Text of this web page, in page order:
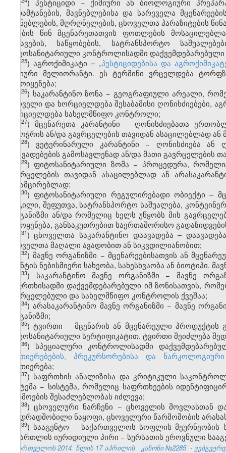
) პესტიციდი − ქიმიური ან ბიოლოგიური
გადამტანების, მავნებლებისა და სარეველა
მავნებლების, მღრღნელების, ცხოველთა პარაზიტების
აღების წინ მცენარეთათვის ფოთლების
საცავების, საწყობების, სატრანსპორტო
ფიტოსანიტარიული კონტროლისადმი დაქვემდებარებული
​25) აგროქიმიკატი – „პესტიციდებისა და
ქიმიური მელიორანტი. ეს ტერმინი ვრცელდება
გამოიყენება;
​26) საკარანტინო ზონა − გეოგრაფიული არეალი,
ცხოველი და ხორციელდება შესაბამისი ღონისძიებები,
ხორციელდება სახელმწიფო კონტროლი;
​27) მცენარეთა კარანტინი − ღონისძიებათა
შემოჭრის ან/და გავრცელების თავიდან ასაცილებლად
​28) ვეტერინარული კარანტინი − ღონისძიება ან
დაავადებების გამოსავლენად ან/და მათი გავრცელების
​29) ფიტოსანიტარიული ზომა − პროცედურა, რომელიც
გავრცელების თავიდან ასაცილებლად ან
შესამცირებლად;
​30) ფიტოსანიტარიული რეგულირებადი ობიექტი –
ადგილი, შეფუთვა, სატრანსპორტო საშუალება,
ორგანიზმი ან/და რომელიც ხელს უწყობს მის
გამოყენება, განსაკუთრებით საერთაშორისო
​31) ცხოველთა საკარანტინო დაავადება –
ცხოველთა მაღალი ავადობით ან სიკვდილიანობით;
​32) მავნე ორგანიზმი − მცენარეებისათვის ან
აგენტის ნებისმიერი სახეობა, სახესხვაობა ან ბიოტიპი.
​33) საკარანტინო მავნე ორგანიზმი − მავნე
საფრთხისადმი დაქვემდებარებული იმ ზონისათვის,
გავრცელებული და სახელმწიფო კონტროლის ქვეშაა;
​34) არასაკარანტინო მავნე ორგანიზმი − მავნე
ორგანიზმი;
​35) ტვირთი − მცენარის ან მცენარეული პროდუქტის
ფიტოსანიტარიული სერტიფიკატით. ტვირთი შეიძლება
​36) სპეციალური კონტროლისადმი
ნივთიერებების, პრეკურსორებისა და
ნივთიერება;
​37) საფრთხის ანალიზისა და კრიტიკული
სისტემა − სისტემა, რომელიც საფრთხეების
წარმოების შესაძლებლობას იძლევა;
​38) ცხოველური ნარჩენი − ცხოველის მოვლასთან
მკვდრადშობილი ნაყოფი, ცხოველური წარმოშობის
​39) სააგენტო − საქართველოს სოფლის მეურნეობის
სამართლის იურიდიული პირი − სურსათის ეროვნული
საქართველოს 2014 წლის 17 აპრილის კანონი №2285 -